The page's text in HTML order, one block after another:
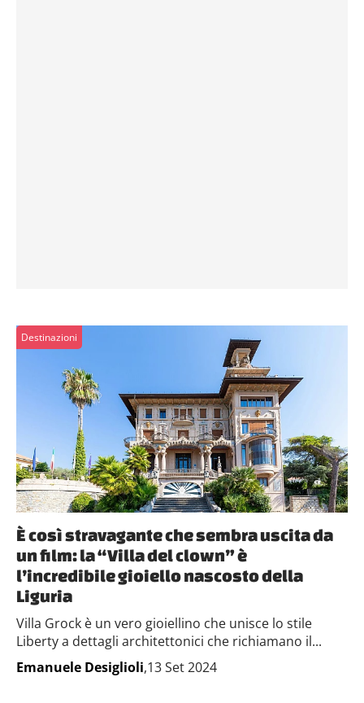
Destinazioni
È così stravagante che sembra uscita da
un film: la “Villa del clown” è
l’incredibile gioiello nascosto della
Liguria
Villa Grock è un vero gioiellino che unisce lo stile
Liberty a dettagli architettonici che richiamano il...
Emanuele Desiglioli,13 Set 2024